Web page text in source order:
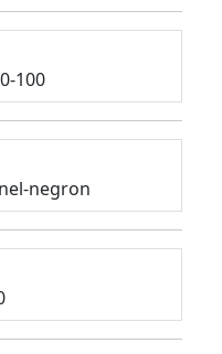
100
negron